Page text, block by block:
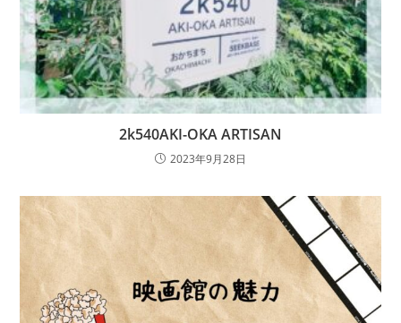
2k540AKI-OKA ARTISAN
2023年9月28日